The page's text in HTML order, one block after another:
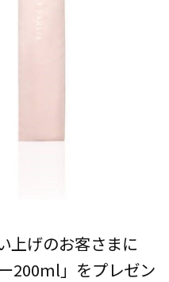
上げのお客さまに
200ml」をプレゼン